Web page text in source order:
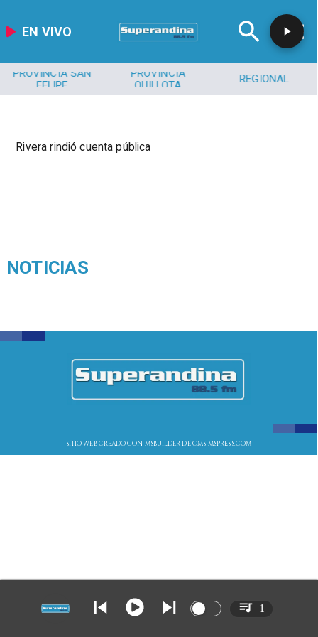
EN VIVO
PROVINCIA SAN
FELIPE
PROVINCIA
QUILLOTA
REGIONAL
Rivera rindió cuenta pública
NOTICIAS
SITIO WEB CREADO CON MSBUILDER DE CMS-MSPRESS.COM
1